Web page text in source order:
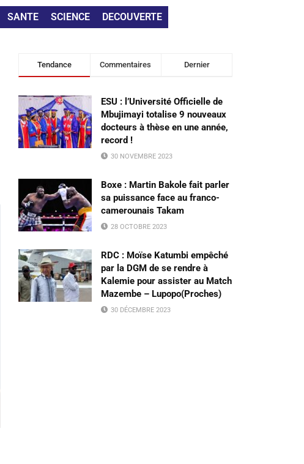
SANTE SCIENCE DECOUVERTE
Tendance Commentaires Dernier
ESU : l’Université Officielle de
Mbujimayi totalise 9 nouveaux
docteurs à thèse en une année,
record !
30 NOVEMBRE 2023
Boxe : Martin Bakole fait parler
sa puissance face au franco-
camerounais Takam
28 OCTOBRE 2023
RDC : Moïse Katumbi empêché
par la DGM de se rendre à
Kalemie pour assister au Match
Mazembe – Lupopo(Proches)
30 DÉCEMBRE 2023